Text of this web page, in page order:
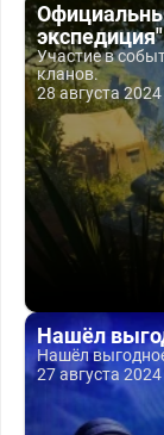
Участие в
кланов.
28 августа 2024
Нашёл
Нашёл
27 августа 2024